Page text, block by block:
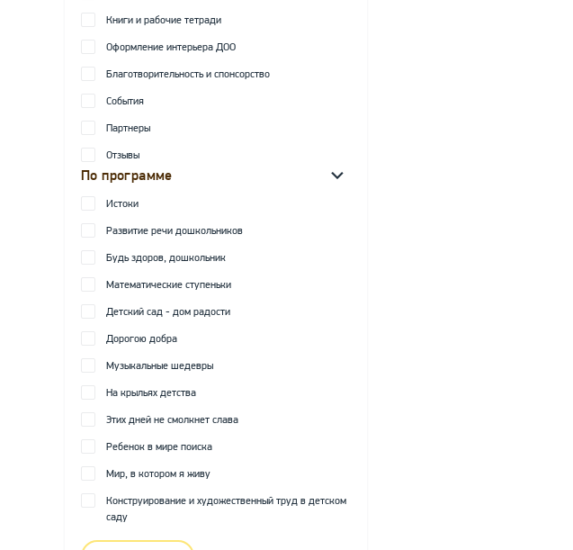
Книги и рабочие тетради
Оформление интерьера ДОО
Благотворительность и спонсорство
События
Партнеры
Отзывы
По программе
Истоки
Развитие речи дошкольников
Будь здоров, дошкольник
Математические ступеньки
Детский сад - дом радости
Дорогою добра
Музыкальные шедевры
На крыльях детства
Этих дней не смолкнет слава
Ребенок в мире поиска
Мир, в котором я живу
Конструирование и художественный труд в детском
саду